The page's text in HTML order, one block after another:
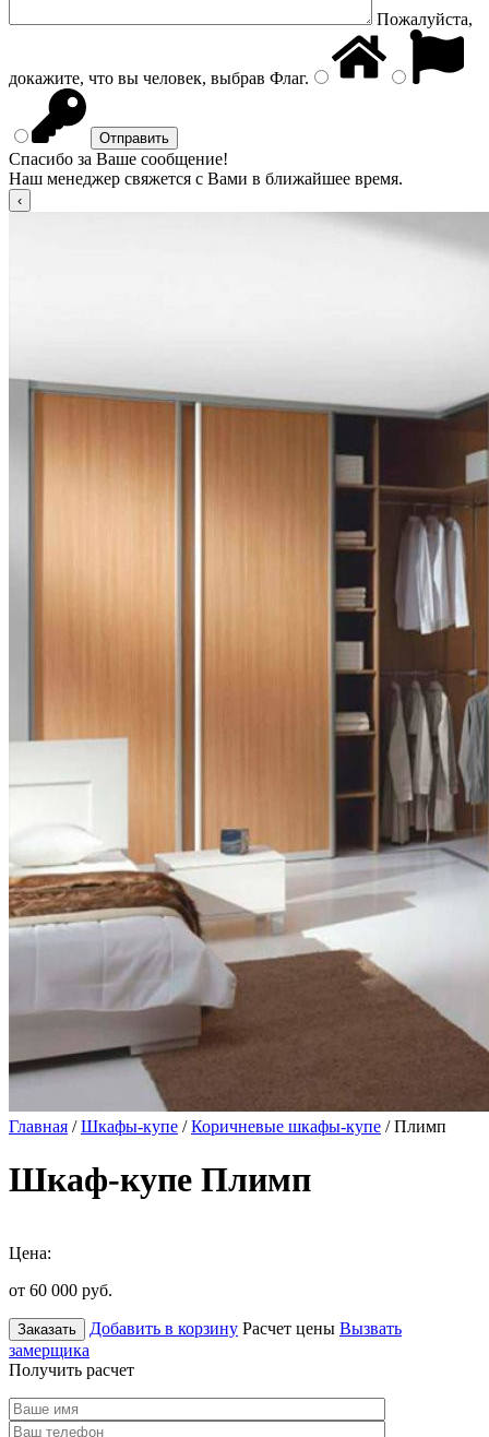
Пожалуйста,
докажите, что вы человек, выбрав Флаг.
Спасибо за Ваше сообщение!
Наш менеджер свяжется с Вами в ближайшее время.
Главная /Шкафы-купе /Коричневые шкафы-купе / Плимп
Шкаф-купе Плимп
Цена:
от 60 000 руб.
Заказать Добавить в корзину Расчет цены Вызвать
замерщика
Получить расчет